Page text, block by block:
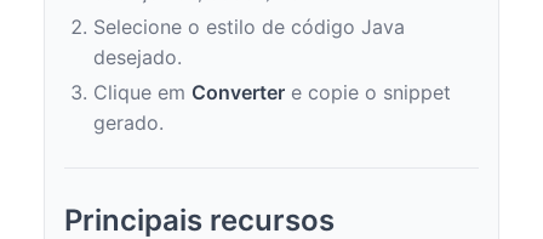
Selecione o estilo de código Java
desejado.
Clique em Converter e copie o snippet
gerado.
Principais recursos